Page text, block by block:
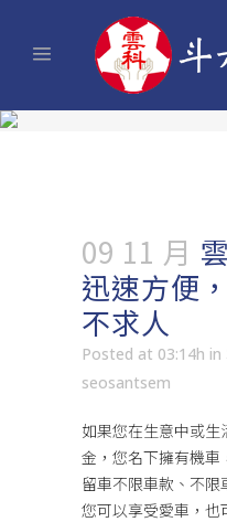
09 11 月
迅速方便
不求人
Posted at 03:14h in
seosantsem
如果您在生意中或
金，您名下擁有機車
留車不限車款、不
您可以享受愛車，